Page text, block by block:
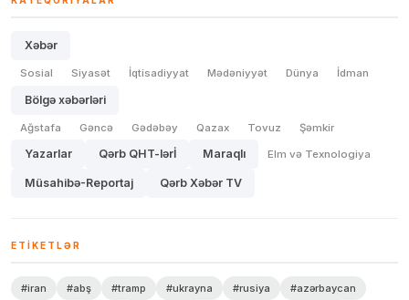
Xəbər
Sosial Siyasət İqtisadiyyat Mədəniyyət Dünya İdman
Bölgə xəbərləri
Ağstafa Gəncə Gədəbəy Qazax Tovuz Şəmkir
Yazarlar Qərb QHT-lərİ Maraqlı Elm və Texnologiya
Müsahibə-Reportaj Qərb Xəbər TV
ETIKETLƏR
#iran #abş #tramp #ukrayna #rusiya
#azərbaycan